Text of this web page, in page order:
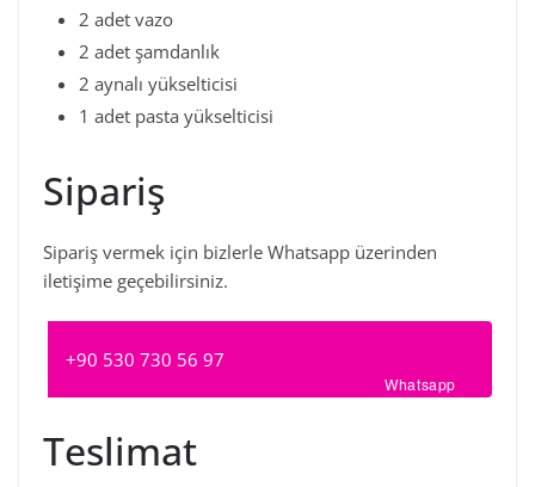
2 adet vazo
2 adet şamdanlık
2 aynalı yükselticisi
1 adet pasta yükselticisi
Sipariş
Sipariş vermek için bizlerle Whatsapp üzerinden
iletişime geçebilirsiniz.
+90 530 730 56 97
Whatsapp
Teslimat